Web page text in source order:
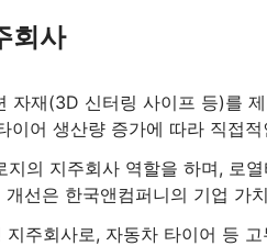
회사
자재(3D 신터링 사이프 등)를
이어 생산량 증가에 따라 직접
지의 지주회사 역할을 하며, 로
선은 한국앤컴퍼니의 기업 가
주회사로, 자동차 타이어 등